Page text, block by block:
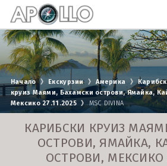
ПОЧИВКИ
Почивки със собствен транспорт
Почивки с автобус
Почивки със самолет
ЕКСКУРЗИИ
Азия
Америка
Африка
МОРСКИ КРУИЗИ
Австралия и Нова Зеландия
Адриатическо море
РЕЧНИ КРУИЗИ
0988 170 612
Начало Екскурзии Америка
круиз Маями, Бахамски острови, Ямайка,
Мексико 27.11.2025
MSC DIVINA
КАРИБСКИ КРУИЗ
ОСТРОВИ, ЯМАЙКА,
ОСТРОВИ, МЕКСИКО